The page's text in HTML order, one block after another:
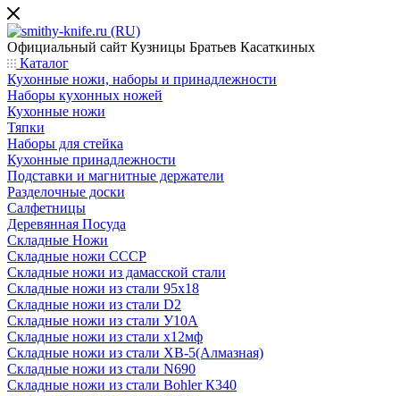
Официальный сайт Кузницы Братьев Касаткиных
Каталог
Кухонные ножи, наборы и принадлежности
Наборы кухонных ножей
Кухонные ножи
Тяпки
Наборы для стейка
Кухонные принадлежности
Подставки и магнитные держатели
Разделочные доски
Салфетницы
Деревянная Посуда
Складные Ножи
Cкладные ножи СССР
Складные ножи из дамасской стали
Складные ножи из стали 95х18
Складные ножи из стали D2
Складные ножи из стали У10А
Складные ножи из стали х12мф
Складные ножи из стали ХВ-5(Алмазная)
Складные ножи из стали N690
Складные ножи из стали Bohler К340